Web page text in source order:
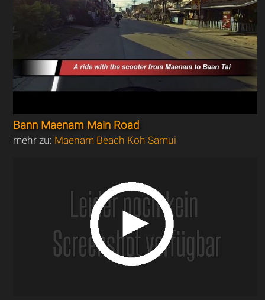
Bann Maenam Main Road
mehr zu: Maenam Beach Koh Samui